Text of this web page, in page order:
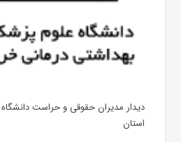
دیدار مدیران حقوقی و حراست
استان